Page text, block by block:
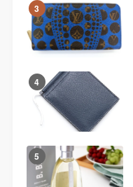
3
4
5